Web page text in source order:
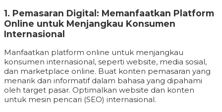
1. Pemasaran Digital: Memanfaatkan Platform
Online untuk Menjangkau Konsumen
Internasional
Manfaatkan platform online untuk menjangkau
konsumen internasional, seperti website, media sosial,
dan marketplace online. Buat konten pemasaran yang
menarik dan informatif dalam bahasa yang dipahami
oleh target pasar. Optimalkan website dan konten
untuk mesin pencari (SEO) internasional.